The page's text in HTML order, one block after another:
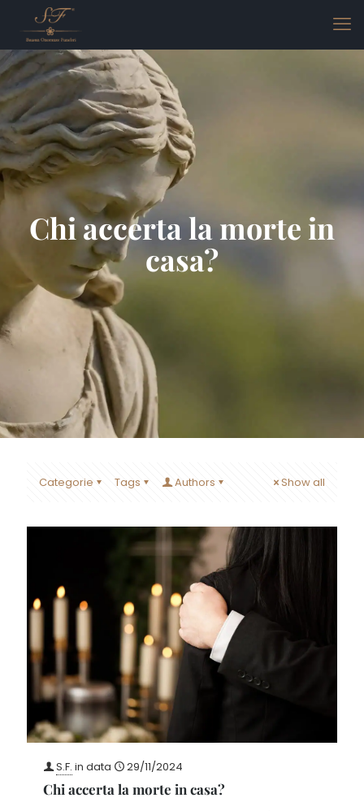
Chi accerta la morte in
casa?
Categorie Tags Authors Show all
S.F. in data 29/11/2024
Chi accerta la morte in casa?